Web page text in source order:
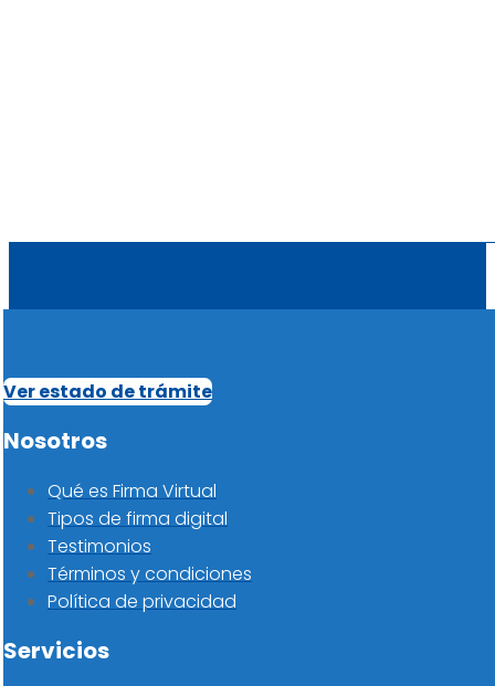
Ver estado de trámite
Nosotros
Qué es Firma Virtual
Tipos de firma digital
Testimonios
Términos y condiciones
Política de privacidad
Servicios